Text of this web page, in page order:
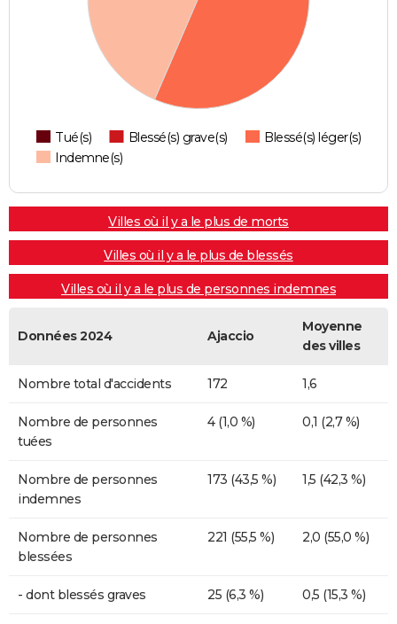
Tué(s) Blessé(s) grave(s)
Blessé(s) léger(s)
Indemne(s)
Villes où il y a le plus de morts
Villes où il y a le plus de blessés
Villes où il y a le plus de personnes indemnes
Données 2024 Ajaccio
Moyenne
des villes
Nombre total d'accidents 172 1,6
Nombre de personnes
tuées
4 (1,0 %) 0,1 (2,7 %)
Nombre de personnes
indemnes
173 (43,5 %) 1,5 (42,3 %)
Nombre de personnes
blessées
221 (55,5 %) 2,0 (55,0 %)
- dont blessés graves 25 (6,3 %) 0,5 (15,3 %)